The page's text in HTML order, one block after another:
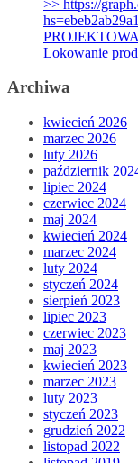
>> https://
Lokowanie
Archiwa
kwiecień 2026
marzec 2026
luty 2026
październik
lipiec 2024
czerwiec 2024
maj 2024
kwiecień 2024
marzec 2024
luty 2024
styczeń 2024
sierpień 2023
lipiec 2023
czerwiec 2023
maj 2023
kwiecień 2023
marzec 2023
luty 2023
styczeń 2023
grudzień 2022
listopad 2022